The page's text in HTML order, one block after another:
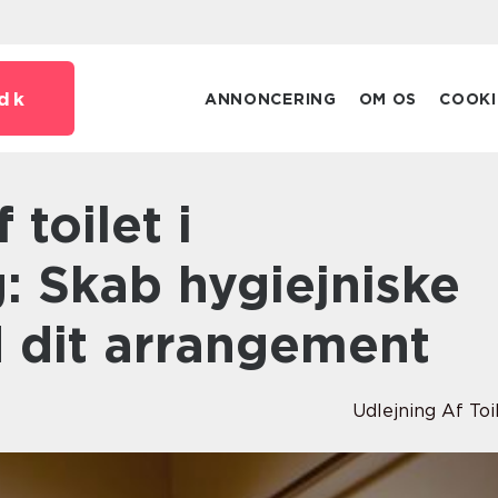
ANNONCERING OM OS
Skab hygiejniske
arrangement
Udlejning Af